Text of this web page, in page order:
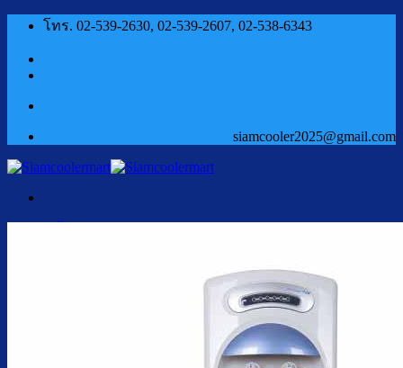
ข้าม
โทร. 02-539-2630, 02-539-2607, 02-538-6343
siamcooler2025@gmail.com
ตู้กดน้ำเย็น น้ำร้อน ถังคว่ำ
ตู้กดน้ำเย็น เจาะรูคว่ำถัง
ตู้กดน้ำเย็น น้ำร้อน ถังล่าง
ตู้กดน้ำเย็น น้ำร้อน กรองในตัว